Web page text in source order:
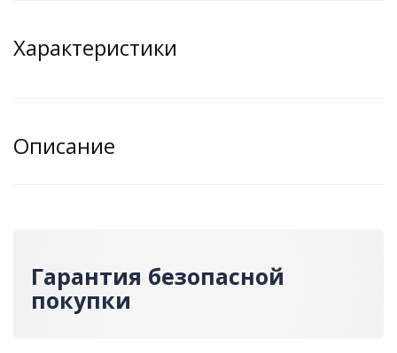
Характеристики
Описание
Гарантия безопасной
покупки